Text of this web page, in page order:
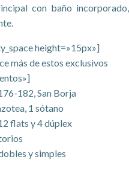
con baño incorporado,
height=»15px»]
más de estos exclusivos
182, San Borja
1 sótano
flats y 4 dúplex
y simples